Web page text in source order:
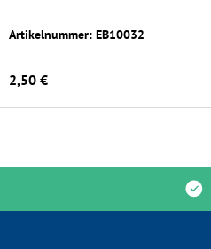
Artikelnummer: EB10032
2,50 €